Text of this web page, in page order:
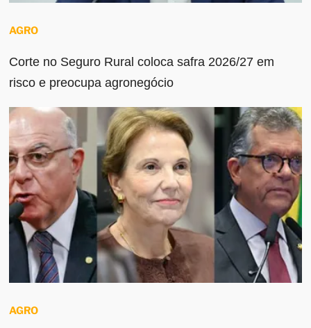
AGRO
Corte no Seguro Rural coloca safra 2026/27 em
risco e preocupa agronegócio
AGRO